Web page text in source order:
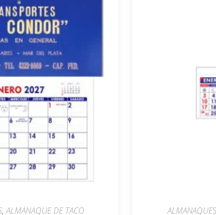
,ALMANAQUE DE TACO ALMANAQUES